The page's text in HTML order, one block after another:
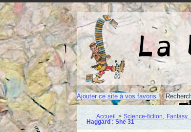
Ajouter ce site à vos favoris !|
Accueil >Science-fiction, Fantasy,
Haggard : She 31